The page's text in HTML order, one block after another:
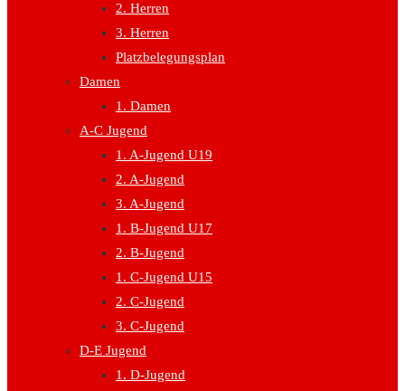
2. Herren
3. Herren
Platzbelegungsplan
Damen
1. Damen
A-C Jugend
1. A-Jugend U19
2. A-Jugend
3. A-Jugend
1. B-Jugend U17
2. B-Jugend
1. C-Jugend U15
2. C-Jugend
3. C-Jugend
D-E Jugend
1. D-Jugend